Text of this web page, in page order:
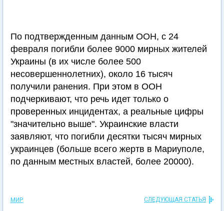
По подтвержденным данным ООН, с 24
февраля погибли более 9000 мирных жителей
Украины (в их числе более 500
несовершеннолетних), около 16 тысяч
получили ранения. При этом в ООН
подчеркивают, что речь идет только о
проверенных инцидентах, а реальные цифры
"значительно выше". Украинские власти
заявляют, что погибли десятки тысяч мирных
украинцев (больше всего жертв в Мариуполе,
по данным местных властей, более 20000).
МИР СЛЕДУЮЩАЯ СТАТЬЯ